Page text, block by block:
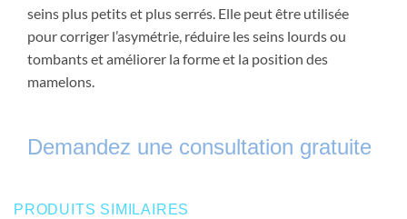
seins plus petits et plus serrés. Elle peut être utilisée
pour corriger l’asymétrie, réduire les seins lourds ou
tombants et améliorer la forme et la position des
mamelons.
Demandez une consultation gratuite
PRODUITS SIMILAIRES